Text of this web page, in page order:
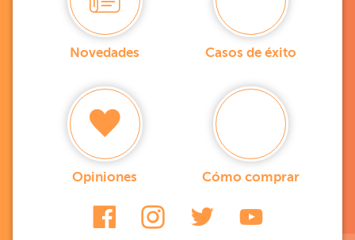
Novedades Casos de éxito
Opiniones Cómo comprar